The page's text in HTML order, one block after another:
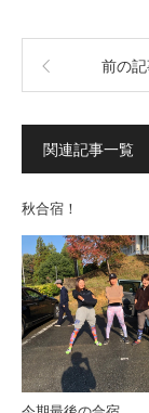
前の
関連記事一覧
秋合宿！